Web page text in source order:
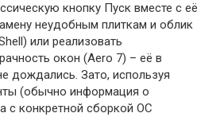
кнопку Пуск вместе с её
неудобным плиткам и облик
или реализовать
окон (Aero 7) – её в
дождались. Зато, используя
(обычно информация о
с конкретной сборкой ОС